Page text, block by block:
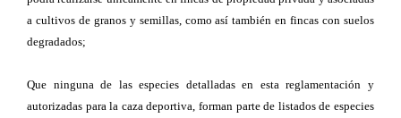
a cultivos de granos y semillas, como así también en fincas con suelos
degradados;
Que ninguna de las especies detalladas en esta reglamentación y
autorizadas para la caza deportiva, forman parte de listados de especies